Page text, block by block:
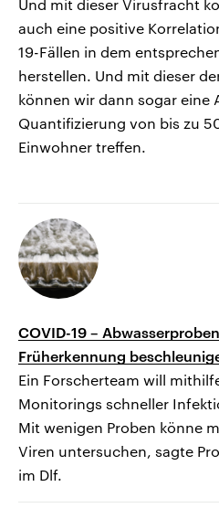
Und mit dieser Virusfracht
auch eine positive
19-Fällen in dem
herstellen. Und mit dieser
können wir dann sogar eine
Quantifizierung von bis zu
Einwohner treffen.
COVID-19 –
Früherkennung
Ein Forscherteam will
Monitorings schneller
Mit wenigen Proben könne
Viren untersuchen, sagte
im Dlf.